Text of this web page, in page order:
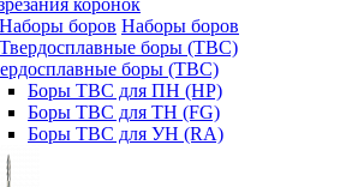
коронок
Наборы боров
боры (ТВС)
Боры ТВС для ПН (HP)
Боры ТВС для ТН (FG)
Боры ТВС для УН (RA)